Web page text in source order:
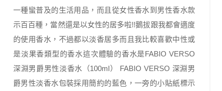
一種蠻普及的生活用品，而且從女性香水到男性香水款
示百百種，當然還是以女性的居多啦!!鵝拔跟我都會適度
的使用香水，不過都以淡香居多而且我比較喜歡中性或
是淡果香類型的香水這次體驗的香水是FABIO VERSO
深淵男爵男性淡香水（100ml） FABIO VERSO 深淵男
爵男性淡香水包裝採用簡約的藍色，一旁的小貼紙標示